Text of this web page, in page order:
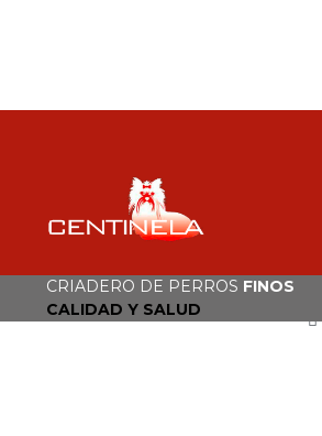
CRIADERO DE PERROS FINOS
CALIDAD Y SALUD